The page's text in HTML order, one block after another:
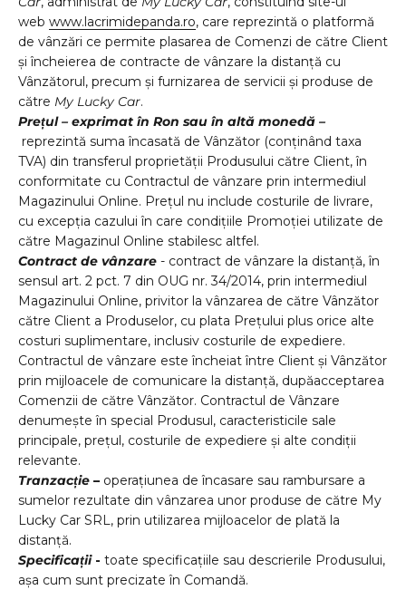
web www.lacrimidepanda.ro, care reprezintă o platformă
de vânzări ce permite plasarea de Comenzi de către Client
și încheierea de contracte de vânzare la distanță cu
Vânzătorul, precum și furnizarea de servicii și produse de
către My Lucky Car.
Prețul – exprimat în Ron sau în altă monedă –
reprezintă suma încasată de Vânzător (conținând taxa
TVA) din transferul proprietății Produsului către Client, în
conformitate cu Contractul de vânzare prin intermediul
Magazinului Online. Prețul nu include costurile de livrare,
cu excepția cazului în care condițiile Promoției utilizate de
către Magazinul Online stabilesc altfel.
Contract de vânzare - contract de vânzare la distanță, în
sensul art. 2 pct. 7 din OUG nr. 34/2014, prin intermediul
Magazinului Online, privitor la vânzarea de către Vânzător
către Client a Produselor, cu plata Prețului plus orice alte
costuri suplimentare, inclusiv costurile de expediere.
Contractul de vânzare esteîncheiatîntre Client și Vânzător
prin mijloacele de comunicare la distanță, dupăacceptarea
Comenzii de către Vânzător. Contractul de Vânzare
denumește în special Produsul, caracteristicile sale
principale, prețul, costurile de expediere și alte condiții
relevante.
Tranzacție – operațiunea de încasare sau rambursare a
sumelor rezultate din vânzarea unor produse de către My
Lucky Car SRL, prin utilizarea mijloacelor de plată la
distanță.
Specificații - toate specificațiile sau descrierile Produsului,
așa cum sunt precizate în Comandă.